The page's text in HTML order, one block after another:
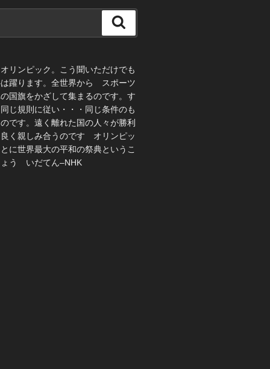
索
リンピック。こう聞いただけでも
躍ります。全世界から スポーツ
国旗をかざして集まるのです。す
じ規則に従い・・・同じ条件のも
です。遠く離れた国の人々が勝利
く親しみ合うのです オリンピッ
に世界最大の平和の祭典というこ
ょう いだてん–NHK